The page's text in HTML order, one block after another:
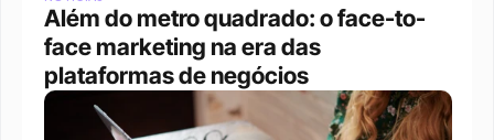
Além do metro quadrado: o face-to-
face marketing na era das
plataformas de negócios